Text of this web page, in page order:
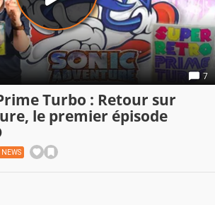
7
Turbo : Retour sur
le premier épisode
NEWS